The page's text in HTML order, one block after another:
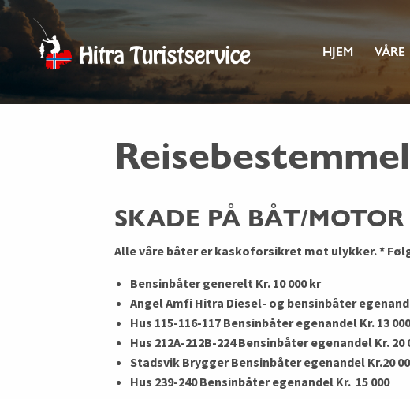
Gå
innholdet
Forstørre
skriftHitra
Turistservice
Fishing
holiday
HJEM VÅRE
SKADE PÅ BÅT/MOTOR
Alle våre båter er kaskoforsikret mot ulykker. *
Bensinbåter generelt Kr. 10 000 kr
Angel Amfi Hitra Diesel- og bensinbåter
Hus 115-116-117 Bensinbåter egenandel Kr. 13
Hus 212A-212B-224 Bensinbåter egenandel Kr. 20
Stadsvik Brygger Bensinbåter egenandel Kr.20
Hus 239-240 Bensinbåter egenandel Kr. 15 000